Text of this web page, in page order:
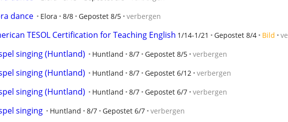
dance Elora 8/8 Gepostet 8/5 verbergen
TESOL Certification for Teaching English 1/14-1/21 Gepostet 8/4 Bild
singing (Huntland) Huntland 8/7 Gepostet 8/5 verbergen
singing (Huntland) Huntland 8/7 Gepostet 6/12 verbergen
singing (Huntland) Huntland 8/7 Gepostet 6/7 verbergen
singing Huntland 8/7 Gepostet 6/7 verbergen